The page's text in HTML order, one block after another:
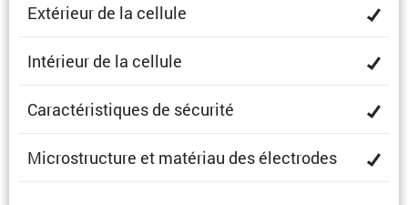
Extérieur de la cellule
Intérieur de la cellule
Carac­té­ris­tiques de sécurité
Micro­struc­ture et matériau des électrodes